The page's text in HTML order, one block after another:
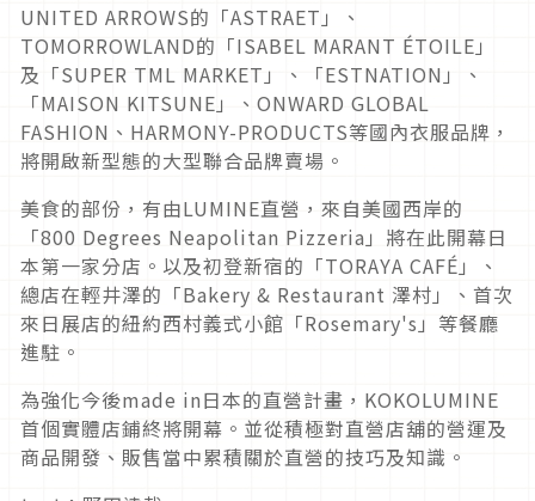
UNITED ARROWS的「ASTRAET」、
TOMORROWLAND的「ISABEL MARANT ÉTOILE」
及「SUPER TML MARKET」、「ESTNATION」、
「MAISON KITSUNE」、ONWARD GLOBAL
FASHION、HARMONY-PRODUCTS等國內衣服品牌，
將開啟新型態的大型聯合品牌賣場。
美食的部份，有由LUMINE直營，來自美國西岸的
「800 Degrees Neapolitan Pizzeria」將在此開幕日
本第一家分店。以及初登新宿的「TORAYA CAFÉ」、
總店在輕井澤的「Bakery & Restaurant 澤村」、首次
來日展店的紐約西村義式小館「Rosemary's」等餐廳
進駐。
為強化今後made in日本的直營計畫，KOKOLUMINE
首個實體店鋪終將開幕。並從積極對直營店舖的營運及
商品開發、販售當中累積關於直營的技巧及知識。